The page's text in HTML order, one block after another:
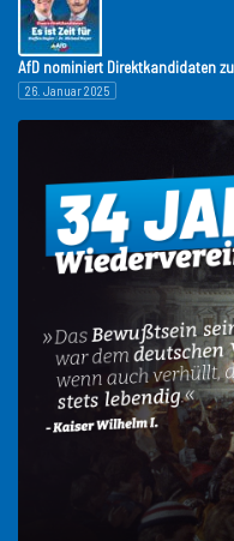
AfD nominiert Direktkandidaten
26. Januar 2025